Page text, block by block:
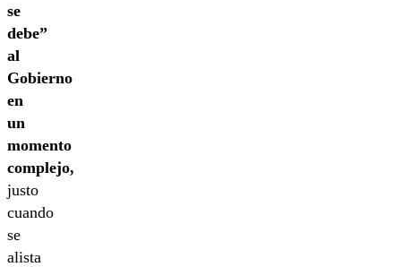
se
debe”
al
Gobierno
en
un
momento
complejo,
justo
cuando
se
alista